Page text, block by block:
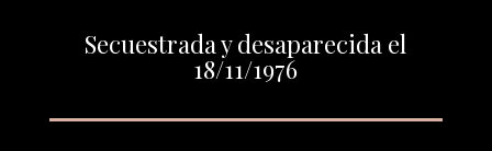
Secuestrada y desaparecida el
18/11/1976